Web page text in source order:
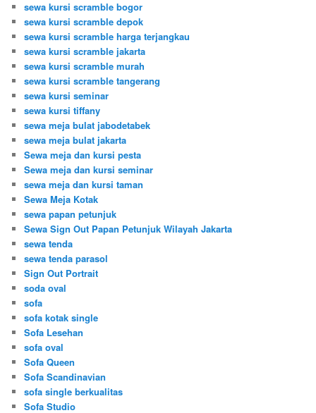
sewa kursi scramble bogor
sewa kursi scramble depok
sewa kursi scramble harga terjangkau
sewa kursi scramble jakarta
sewa kursi scramble murah
sewa kursi scramble tangerang
sewa kursi seminar
sewa kursi tiffany
sewa meja bulat jabodetabek
sewa meja bulat jakarta
Sewa meja dan kursi pesta
Sewa meja dan kursi seminar
sewa meja dan kursi taman
Sewa Meja Kotak
sewa papan petunjuk
Sewa Sign Out Papan Petunjuk Wilayah Jakarta
sewa tenda
sewa tenda parasol
Sign Out Portrait
soda oval
sofa
sofa kotak single
Sofa Lesehan
sofa oval
Sofa Queen
Sofa Scandinavian
sofa single berkualitas
Sofa Studio